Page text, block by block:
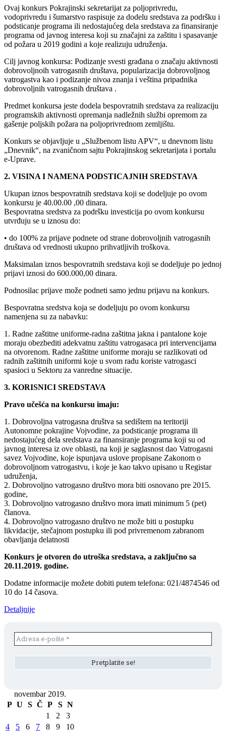
Ovaj konkurs Pokrajinski sekretarijat za poljoprivredu,
vodoprivredu i šumarstvo raspisuje za dodelu sredstava za podršku i
podsticanje programa ili nedostajućeg dela sredstava za finansiranje
programa od javnog interesa koji su značajni za zaštitu i spasavanje
od požara u 2019 godini a koje realizuju udruženja.
Cilj javnog konkursa: Podizanje svesti građana o značaju aktivnosti
dobrovoljnoih vatrogasnih društava, popularizacija dobrovoljnog
vatrogastva kao i podizanje nivoa znanja i veština pripadnika
dobrovoljnih vatrogasnih društava .
Predmet konkursa jeste dodela bespovratnih sredstava za realizaciju
programskih aktivnosti opremanja nadležnih službi opremom za
gašenje poljskih požara na poljoprivrednom zemljištu.
Konkurs se objavljuje u „Službenom listu APV“, u dnevnom listu
„Dnevnik“, na zvaničnom sajtu Pokrajinskog sekretarijata i portalu
e-Uprave.
2. VISINA I NAMENA PODSTICAJNIH SREDSTAVA
Ukupan iznos bespovratnih sredstava koji se dodeljuje po ovom
konkursu je 40.00.00 ,00 dinara.
Bespovratna sredstva za podršku investicija po ovom konkursu
utvrđuju se u iznosu do:
• do 100% za prijave podnete od strane dobrovoljnih vatrogasnih
društava od vrednosti ukupno prihvatljivih troškova.
Maksimalan iznos bespovratnih sredstava koji se dodeljuje po jednoj
prijavi iznosi do 600.000,00 dinara.
Podnosilac prijave može podneti samo jednu prijavu na konkurs.
Bespovratna sredstva koja se dodeljuju po ovom konkursu
namenjena su za nabavku:
1. Radne zaštitne uniforme-radna zaštitna jakna i pantalone koje
moraju obezbediti adekvatnu zaštitu vatrogasaca pri intervencijama
na otvorenom. Radne zaštitne uniforme moraju se razlikovati od
radnih zaštitnih uniformi koje u svom radu koriste vatrogasci
spasioci u Sektoru za vanredne situacije.
3. KORISNICI SREDSTAVA
Pravo učešća na konkursu imaju:
1. Dobrovoljna vatrogasna društva sa sedištem na teritoriji
Autonomne pokrajine Vojvodine, za podsticanje programa ili
nedostajućeg dela sredstava za finansiranje programa koji su od
javnog interesa iz ove oblasti, na koji je saglasnost dao Vatrogasni
savez Vojvodine, koje ispunjava uslove propisane Zakonom o
dobrovoljnom vatrogastvu, i koje je kao takvo upisano u Registar
udruženja,
2. Dobrovoljno vatrogasno društvo mora biti osnovano pre 2015.
godine,
3. Dobrovoljno vatrogasno društvo mora imati minimum 5 (pet)
članova.
4. Dobrovoljno vatrogasno društvo ne može biti u postupku
likvidacije, stečajnom postupku ili pod privremenom zabranom
obavljanja delatnosti
Konkurs je otvoren do utroška sredstava, a zaključno sa
20.11.2019. godine.
Dodatne informacije možete dobiti putem telefona: 021/4874546 od
10 do 14 časova.
Detaljnije
novembar 2019.
P U S Č P S N
1
2
3
4
5 6 7 8 9
10